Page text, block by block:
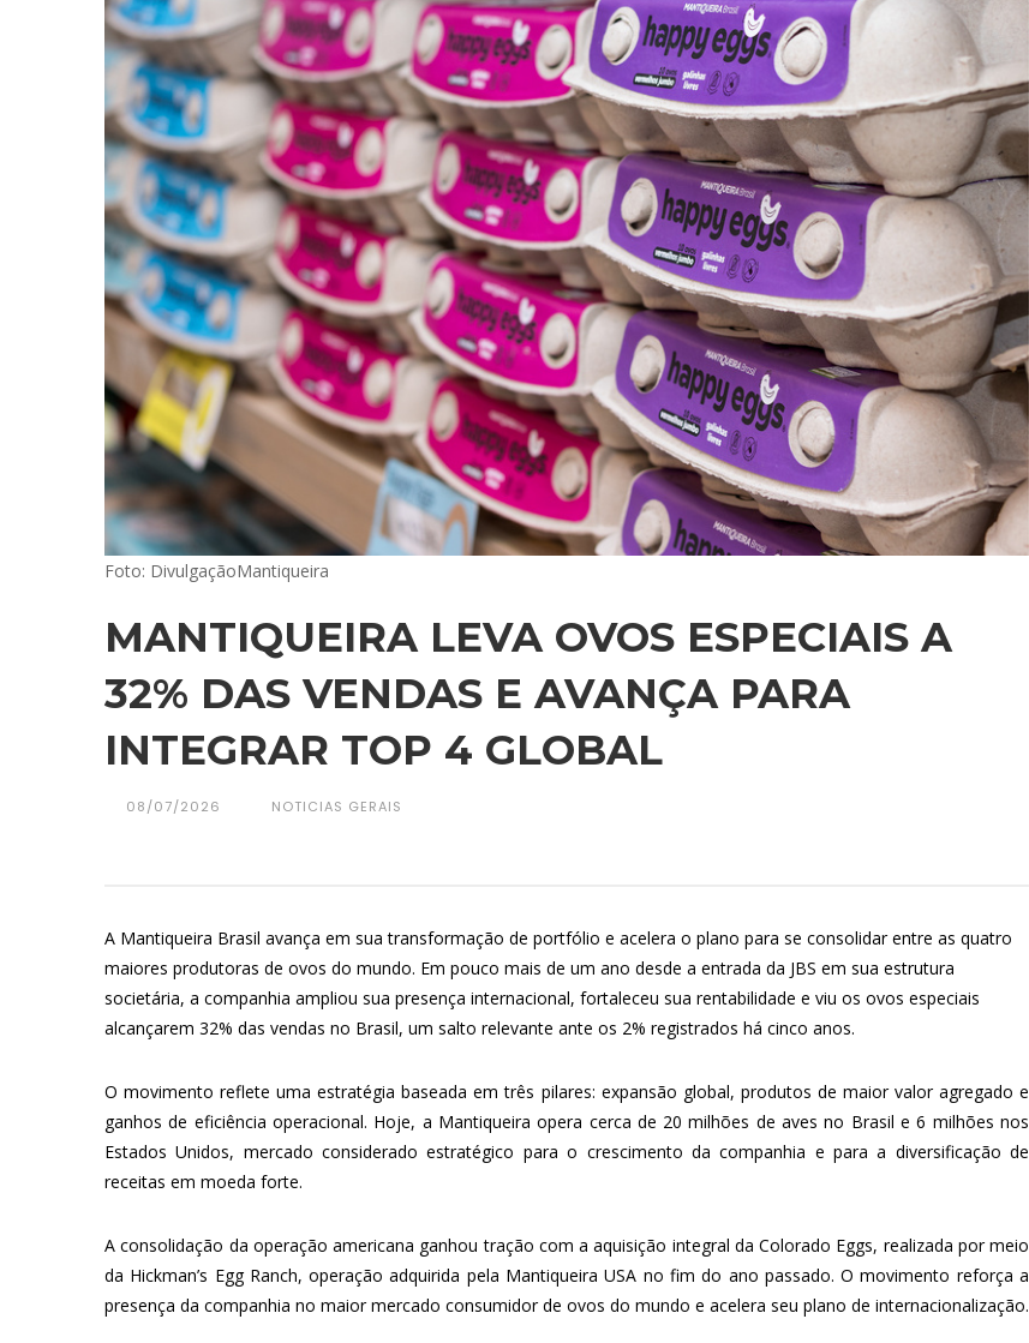
Foto: DivulgaçãoMantiqueira
MANTIQUEIRA LEVA OVOS ESPECIAIS A
32% DAS VENDAS E AVANÇA PARA
INTEGRAR TOP 4 GLOBAL
08/07/2026 NOTICIAS GERAIS
A Mantiqueira Brasil avança em sua transformação de portfólio e acelera o plano para se consolidar entre as quatro
maiores produtoras de ovos do mundo. Em pouco mais de um ano desde a entrada da JBS em sua estrutura
societária, a companhia ampliou sua presença internacional, fortaleceu sua rentabilidade e viu os ovos especiais
alcançarem 32% das vendas no Brasil, um salto relevante ante os 2% registrados há cinco anos.
O movimento reflete uma estratégia baseada em três pilares: expansão global, produtos de maior valor agregado e
ganhos de eficiência operacional. Hoje, a Mantiqueira opera cerca de 20 milhões de aves no Brasil e 6 milhões nos
Estados Unidos, mercado considerado estratégico para o crescimento da companhia e para a diversificação de
receitas em moeda forte.
A consolidação da operação americana ganhou tração com a aquisição integral da Colorado Eggs, realizada por meio
da Hickman’s Egg Ranch, operação adquirida pela Mantiqueira USA no fim do ano passado. O movimento reforça a
presença da companhia no maior mercado consumidor de ovos do mundo e acelera seu plano de internacionalização.